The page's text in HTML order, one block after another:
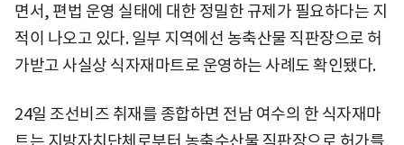
면서, 편법 운영 실태에 대한 정밀한 규제가 필요하다는 지
적이 나오고 있다. 일부 지역에선 농축산물 직판장으로 허
가받고 사실상 식자재마트로 운영하는 사례도 확인됐다.
24일 조선비즈 취재를 종합하면 전남 여수의 한 식자재마